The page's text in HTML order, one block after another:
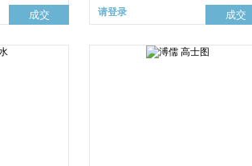
成交
请登录
成交